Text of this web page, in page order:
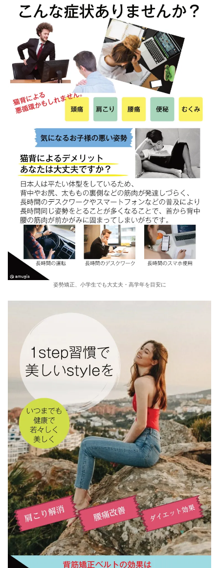
姿勢矯正、小学生でも大丈夫・高学年を目安に